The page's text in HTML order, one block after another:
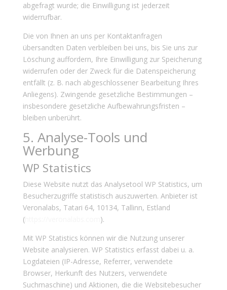
abgefragt wurde; die Einwilligung ist jederzeit
widerrufbar.
Die von Ihnen an uns per Kontaktanfragen
übersandten Daten verbleiben bei uns, bis Sie uns zur
Löschung auffordern, Ihre Einwilligung zur Speicherung
widerrufen oder der Zweck für die Datenspeicherung
entfällt (z. B. nach abgeschlossener Bearbeitung Ihres
Anliegens). Zwingende gesetzliche Bestimmungen –
insbesondere gesetzliche Aufbewahrungsfristen –
bleiben unberührt.
5. Analyse-Tools und
Werbung
WP Statistics
Diese Website nutzt das Analysetool WP Statistics, um
Besucherzugriffe statistisch auszuwerten. Anbieter ist
Veronalabs, Tatari 64, 10134, Tallinn, Estland
(https://veronalabs.com ).
Mit WP Statistics können wir die Nutzung unserer
Website analysieren. WP Statistics erfasst dabei u. a.
Logdateien (IP-Adresse, Referrer, verwendete
Browser, Herkunft des Nutzers, verwendete
Suchmaschine) und Aktionen, die die Websitebesucher